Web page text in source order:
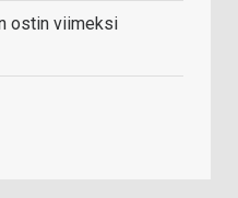
ostin viimeksi